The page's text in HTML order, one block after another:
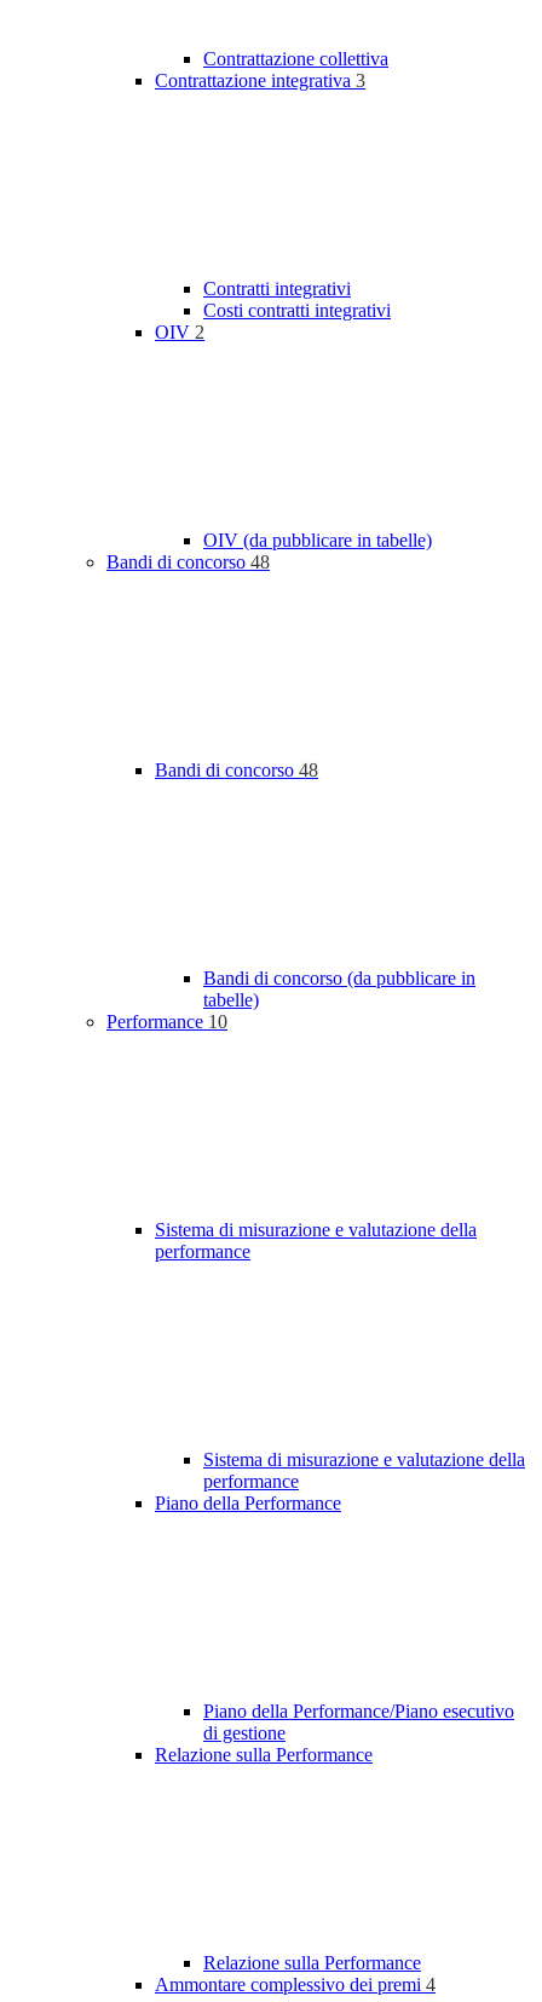
Contrattazione collettiva
Contrattazione integrativa 3
Contratti integrativi
Costi contratti integrativi
OIV 2
OIV (da pubblicare in tabelle)
Bandi di concorso 48
Bandi di concorso 48
Bandi di concorso (da pubblicare in
tabelle)
Performance 10
Sistema di misurazione e valutazione della
performance
Sistema di misurazione e valutazione della
performance
Piano della Performance
Piano della Performance/Piano esecutivo
di gestione
Relazione sulla Performance
Relazione sulla Performance
Ammontare complessivo dei premi 4